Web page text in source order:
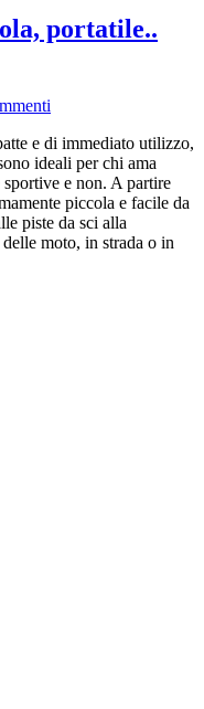
portatile..
e di immediato utilizzo,
ideali per chi ama
e non. A partire
piccola e facile da
piste da sci alla
moto, in strada o in